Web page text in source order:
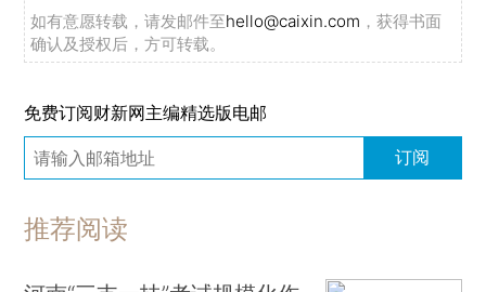
如有意愿转载，请发邮件至hello@caixin.com ，获得书面
确认及授权后，方可转载。
免费订阅财新网主编精选版电邮
订阅
推荐阅读